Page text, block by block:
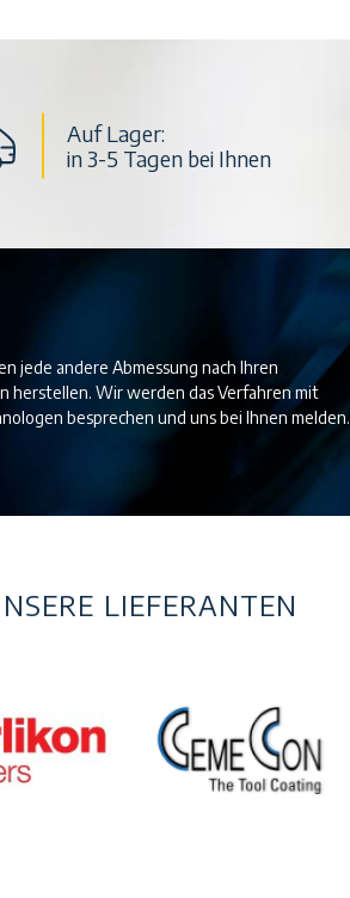
Auf Lager:
in 3-5 Tagen bei Ihnen
jede andere Abmessung nach Ihren
herstellen. Wir werden das Verfahren mit
besprechen und uns bei Ihnen melden.
LIEFERANTEN